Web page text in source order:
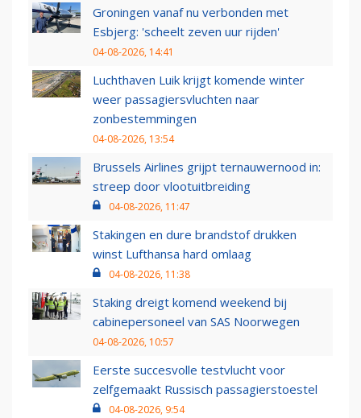
Groningen vanaf nu verbonden met
Esbjerg: 'scheelt zeven uur rijden'
04-08-2026, 14:41
Luchthaven Luik krijgt komende winter
weer passagiersvluchten naar
zonbestemmingen
04-08-2026, 13:54
Brussels Airlines grijpt ternauwernood in:
streep door vlootuitbreiding
04-08-2026, 11:47
Stakingen en dure brandstof drukken
winst Lufthansa hard omlaag
04-08-2026, 11:38
Staking dreigt komend weekend bij
cabinepersoneel van SAS Noorwegen
04-08-2026, 10:57
Eerste succesvolle testvlucht voor
zelfgemaakt Russisch passagierstoestel
04-08-2026, 9:54